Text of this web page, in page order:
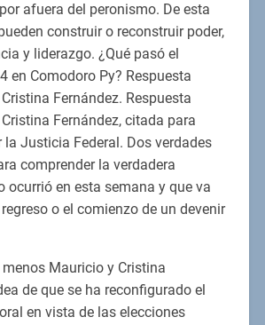
afuera del peronismo. De esta
construir o reconstruir poder,
y liderazgo. ¿Qué pasó el
en Comodoro Py? Respuesta
Fernández. Respuesta
Fernández, citada para
Justicia Federal. Dos verdades
comprender la verdadera
ocurrió en esta semana y que va
o el comienzo de un devenir
menos Mauricio y Cristina
de que se ha reconfigurado el
en vista de las elecciones